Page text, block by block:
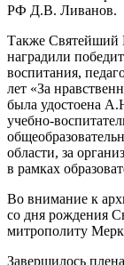
РФ Д.В. Ливанов.
Также Святейший
наградили
воспитания,
лет «За
была удостоена
учебно-
области, за
в рамках
Во внимание к
со дня рождения
митрополиту
Завершилось